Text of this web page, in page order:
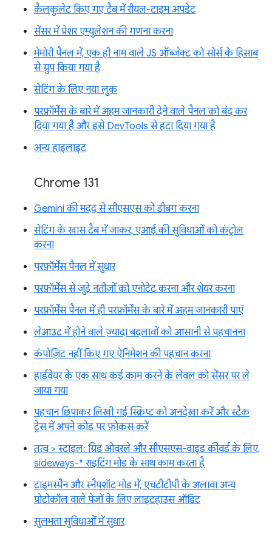
कैलकुलेट किए गए टैब में रीयल-टाइम अपडेट
सेंसर में प्रेशर एम्युलेशन की गणना करना
मेमोरी पैनल में, एक ही नाम वाले JS ऑब्जेक्ट को सोर्स के हिसाब
से ग्रुप किया गया है
सेटिंग के लिए नया लुक
परफ़ॉर्मेंस के बारे में अहम जानकारी देने वाले पैनल को बंद कर
दिया गया है और इसे DevTools से हटा दिया गया है
अन्य हाइलाइट
Chrome 131
Gemini की मदद से सीएसएस को डीबग करना
सेटिंग के खास टैब में जाकर, एआई की सुविधाओं को कंट्रोल
करना
परफ़ॉर्मेंस पैनल में सुधार
परफ़ॉर्मेंस से जुड़े नतीजों को एनोटेट करना और शेयर करना
परफ़ॉर्मेंस पैनल में ही परफ़ॉर्मेंस के बारे में अहम जानकारी पाएं
लेआउट में होने वाले ज़्यादा बदलावों को आसानी से पहचानना
कंपोज़िट नहीं किए गए ऐनिमेशन की पहचान करना
हार्डवेयर के एक साथ कई काम करने के लेवल को सेंसर पर ले
जाया गया
पहचान छिपाकर लिखी गई स्क्रिप्ट को अनदेखा करें और स्टैक
ट्रेस में अपने कोड पर फ़ोकस करें
तत्व > स्टाइल: ग्रिड ओवरले और सीएसएस-वाइड कीवर्ड के लिए,
sideways-* राइटिंग मोड के साथ काम करता है
टाइमस्पैन और स्नैपशॉट मोड में, एचटीटीपी के अलावा अन्य
प्रोटोकॉल वाले पेजों के लिए लाइटहाउस ऑडिट
सुलभता सुविधाओं में सुधार